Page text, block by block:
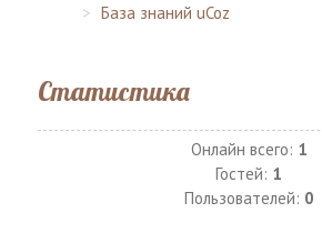
База знаний uCoz
Статистика
Онлайн всего: 1
Гостей: 1
Пользователей: 0